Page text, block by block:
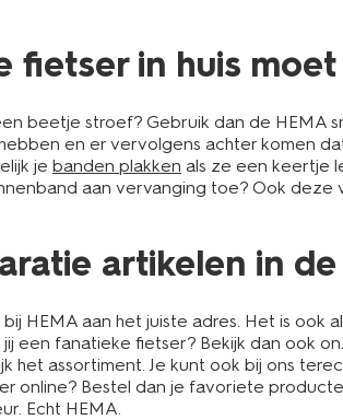
fietser in huis
beetje stroef? Gebruik dan de HEMA
en er vervolgens achter komen
je banden plakken als ze een keertje
aan vervanging toe? Ook deze
artikelen in
HEMA aan het juiste adres. Het is ook
een fanatieke fietser? Bekijk dan ook
het assortiment. Je kunt ook bij ons
online? Bestel dan je favoriete
Echt HEMA.